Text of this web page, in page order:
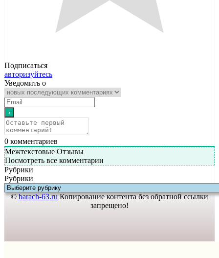
Подписаться
авторизуйтесь
Уведомить о
0 комментариев
Межтекстовые Отзывы
Посмотреть все комментарии
Рубрики
Рубрики
©barach-63.ruКопирование контента без обратной ссылки
запрещено!